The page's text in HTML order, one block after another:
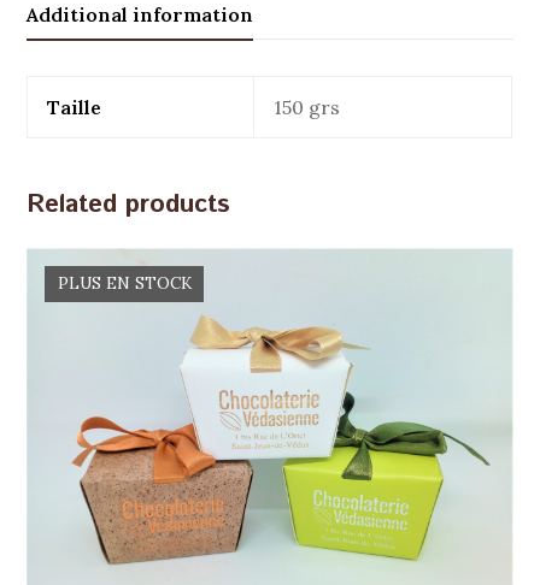
Additional information
Taille 150 grs
Related products
PLUS EN STOCK